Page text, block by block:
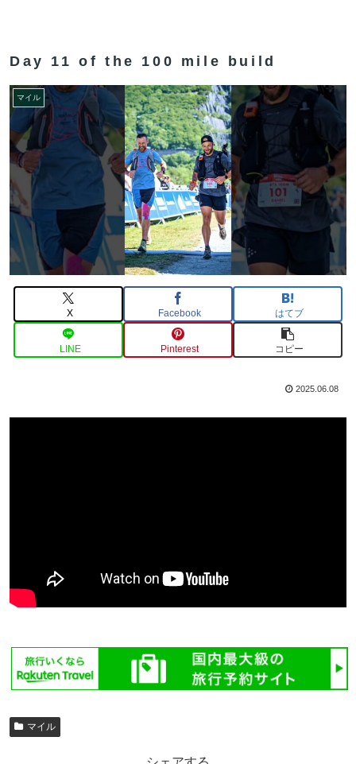
Day 11 of the 100 mile build
マイル
X Facebook はてブ
LINE Pinterest コピー
2025.06.08
マイル